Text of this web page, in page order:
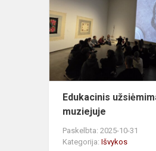
Edukacinis
muziejuje
Paskelbta: 2025-10-31
Kategorija: Išvykos